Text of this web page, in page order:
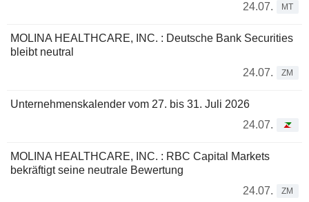
24.07.
MT
MOLINA HEALTHCARE, INC. : Deutsche Bank Securities
bleibt neutral
24.07.
ZM
Unternehmenskalender vom 27. bis 31. Juli 2026
24.07.
MOLINA HEALTHCARE, INC. : RBC Capital Markets
bekräftigt seine neutrale Bewertung
24.07.
ZM